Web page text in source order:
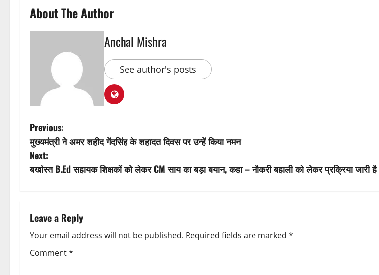
About The Author
Anchal Mishra
See author's posts
P
o
s
n
a
v
Previous:
मुख्यमंत्री ने अमर शहीद गेंदसिंह के शहादत दिवस पर उन्हें किया नमन
Next:
बर्खास्त B.Ed सहायक शिक्षकों को लेकर CM साय का बड़ा बयान, कहा – नौकरी बहाली को लेकर प्रक्रिया जारी है
Leave a Reply
Your email address will not be published. Required fields are marked *
Comment*